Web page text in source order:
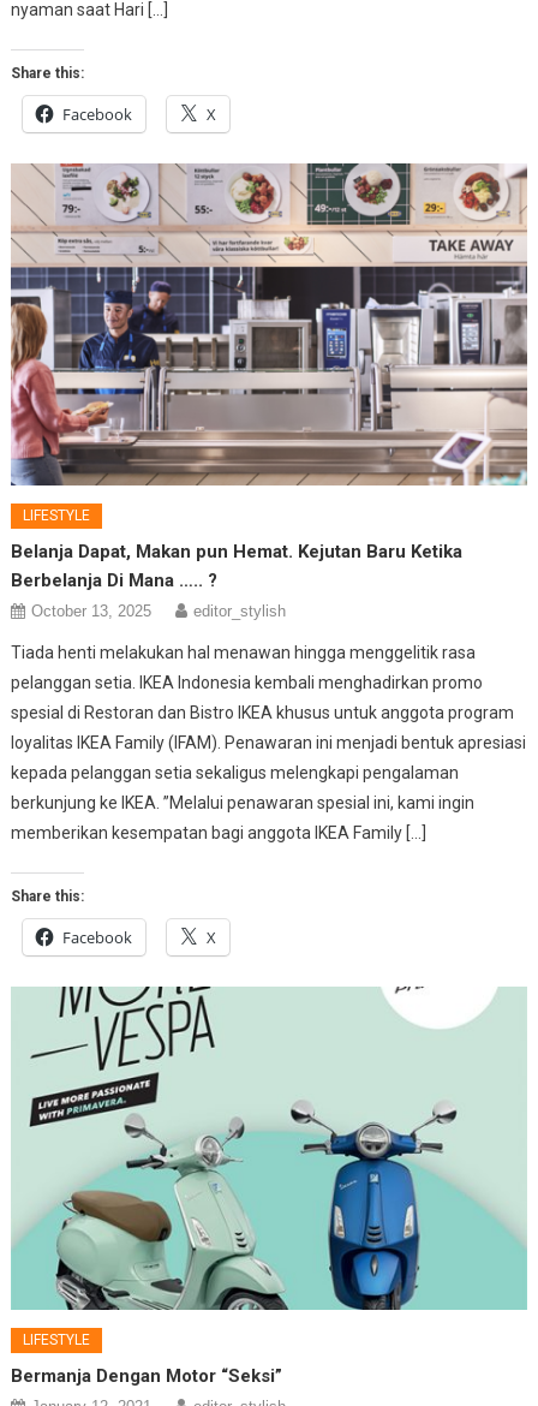
nyaman saat Hari […]
Share this:
Facebook X
LIFESTYLE
Belanja Dapat, Makan pun Hemat. Kejutan Baru Ketika
Berbelanja Di Mana ….. ?
October 13, 2025 editor_stylish
Tiada henti melakukan hal menawan hingga menggelitik rasa
pelanggan setia. IKEA Indonesia kembali menghadirkan promo
spesial di Restoran dan Bistro IKEA khusus untuk anggota program
loyalitas IKEA Family (IFAM). Penawaran ini menjadi bentuk apresiasi
kepada pelanggan setia sekaligus melengkapi pengalaman
berkunjung ke IKEA. ”Melalui penawaran spesial ini, kami ingin
memberikan kesempatan bagi anggota IKEA Family […]
Share this:
Facebook X
LIFESTYLE
Bermanja Dengan Motor “Seksi”